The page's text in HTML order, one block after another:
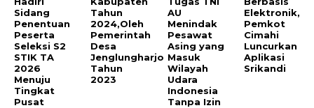
Sidang
Penentuan
Peserta
Seleksi S2
STIK TA
2026
Menuju
Tingkat
Pusat
Tahun
2024,Oleh
Pemerintah
Desa
Jenglungharjo
Tahun
2023
AU
Menindak
Pesawat
Asing yang
Masuk
Wilayah
Udara
Indonesia
Tanpa Izin
Elektronik,
Pemkot
Cimahi
Luncurkan
Aplikasi
Srikandi